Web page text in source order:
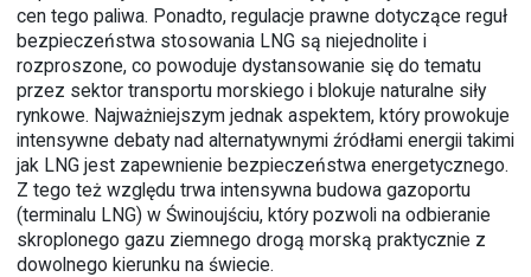
cen tego paliwa. Ponadto, regulacje prawne dotyczące reguł
bezpieczeństwa stosowania LNG są niejednolite i
rozproszone, co powoduje dystansowanie się do tematu
przez sektor transportu morskiego i blokuje naturalne siły
rynkowe. Najważniejszym jednak aspektem, który prowokuje
intensywne debaty nad alternatywnymi źródłami energii takimi
jak LNG jest zapewnienie bezpieczeństwa energetycznego.
Z tego też względu trwa intensywna budowa gazoportu
(terminalu LNG) w Świnoujściu, który pozwoli na odbieranie
skroplonego gazu ziemnego drogą morską praktycznie z
dowolnego kierunku na świecie.